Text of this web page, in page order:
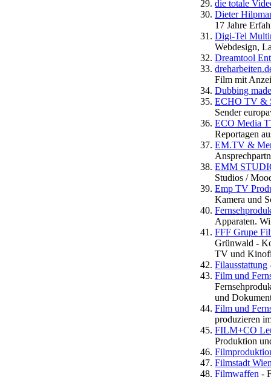
die totale
Dieter
17 Jahre
Digi-Tel
Webdesign,
Dreamtool
Film mit
Dubbing
ECHO TV &
Sender
ECO Media
Reportagen
EM.TV &
EMM
Studios /
Emp TV
Kamera und
Apparaten.
FFF Grupe
Grünwald -
TV und
Filausstattung
Film und
und
Film und
produzieren
FILM+CO
Produktion
Filmstadt
Filmwaffen -